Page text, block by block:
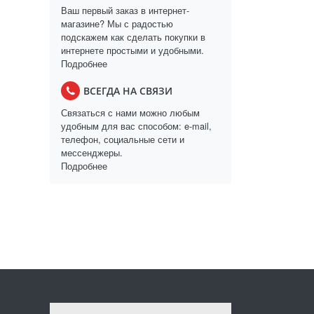
Ваш первый заказ в интернет-
магазине? Мы с радостью
подскажем как сделать покупки в
интернете простыми и удобными.
Подробнее
ВСЕГДА НА СВЯЗИ
Связаться с нами можно любым
удобным для вас способом: e-mail,
телефон, социальные сети и
мессенджеры.
Подробнее